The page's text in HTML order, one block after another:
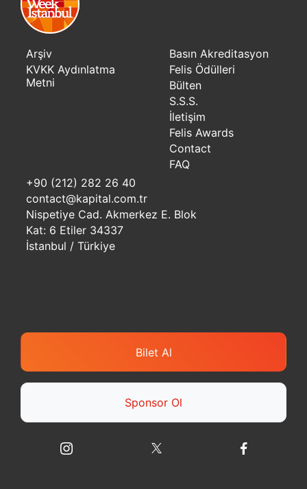
Arşiv
KVKK Aydınlatma
Metni
Basın Akreditasyon
Felis Ödülleri
Bülten
S.S.S.
İletişim
Felis Awards
Contact
FAQ
+90 (212) 282 26 40
contact@kapital.com.tr
Nispetiye Cad. Akmerkez E. Blok
Kat: 6 Etiler 34337
İstanbul / Türkiye
Bilet Al
Sponsor Ol